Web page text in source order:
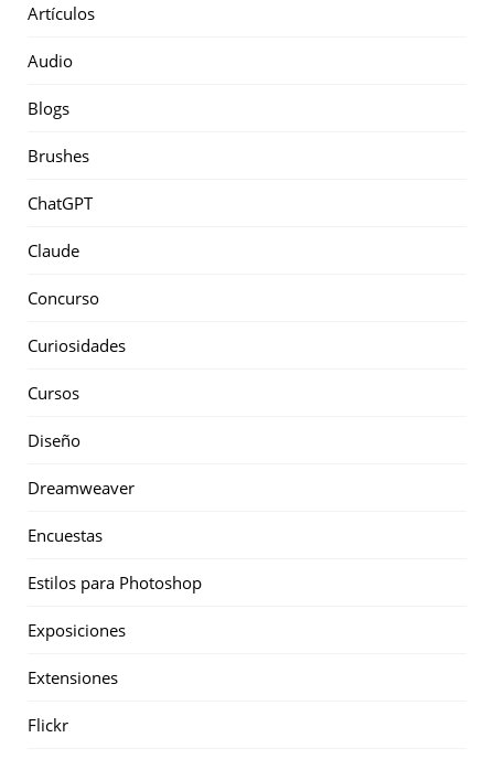
Artículos
Audio
Blogs
Brushes
ChatGPT
Claude
Concurso
Curiosidades
Cursos
Diseño
Dreamweaver
Encuestas
Estilos para Photoshop
Exposiciones
Extensiones
Flickr